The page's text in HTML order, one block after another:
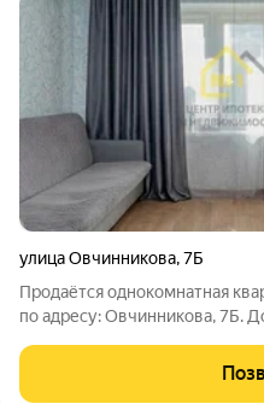
улица Овчинникова,7Б
Продаётся однокомнатная
по адресу: Овчинникова, 7Б. Дом кирпичный
зимой, прохладно летом).
из 9. Окна выходят